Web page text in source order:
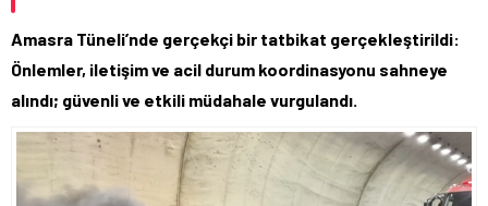
Amasra Tüneli’nde gerçekçi bir tatbikat gerçekleştirildi:
Önlemler, iletişim ve acil durum koordinasyonu sahneye
alındı; güvenli ve etkili müdahale vurgulandı.